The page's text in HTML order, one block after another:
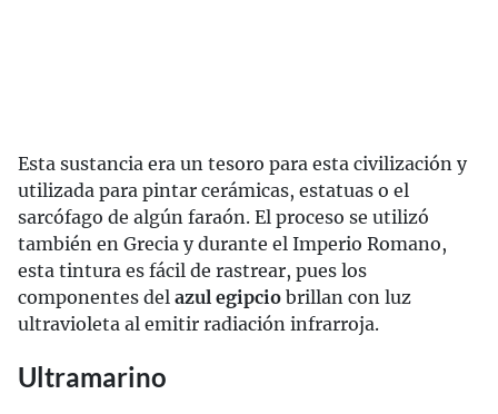
Esta sustancia era un tesoro para esta civilización y
utilizada para pintar cerámicas, estatuas o el
sarcófago de algún faraón. El proceso se utilizó
también en Grecia y durante el Imperio Romano,
esta tintura es fácil de rastrear, pues los
componentes del azul egipcio brillan con luz
ultravioleta al emitir radiación infrarroja.
Ultramarino